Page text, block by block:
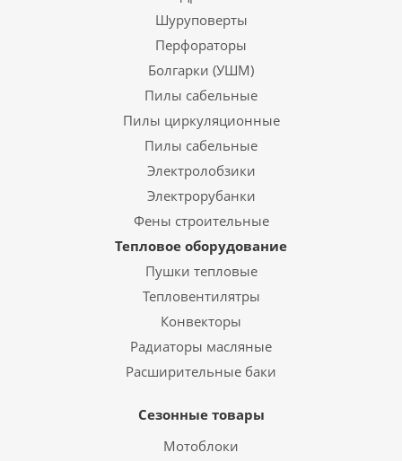
Шуруповерты
Перфораторы
Болгарки (УШМ)
Пилы сабельные
Пилы циркуляционные
Пилы сабельные
Электролобзики
Электрорубанки
Фены строительные
Тепловое оборудование
Пушки тепловые
Тепловентилятры
Конвекторы
Радиаторы масляные
Расширительные баки
Сезонные товары
Мотоблоки